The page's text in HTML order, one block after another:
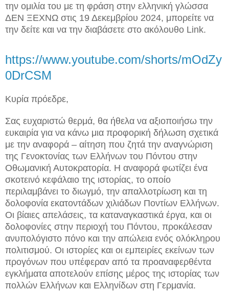
την ομιλία του με τη φράση στην ελληνική γλώσσα
ΔΕΝ ΞΕΧΝΩ στις 19 Δεκεμβρίου 2024, μπορείτε να
την δείτε και να την διαβάσετε στο ακόλουθο Link.
https://www.youtube.com/shorts/mOdZy
0DrCSM
Κυρία πρόεδρε,
Σας ευχαριστώ θερμά, θα ήθελα να αξιοποιήσω την
ευκαιρία για να κάνω μια προφορική δήλωση σχετικά
με την αναφορά – αίτηση που ζητά την αναγνώριση
της Γενοκτονίας των Ελλήνων του Πόντου στην
Οθωμανική Αυτοκρατορία. Η αναφορά φωτίζει ένα
σκοτεινό κεφάλαιο της ιστορίας, το οποίο
περιλαμβάνει το διωγμό, την απαλλοτρίωση και τη
δολοφονία εκατοντάδων χιλιάδων Ποντίων Ελλήνων.
Οι βίαιες απελάσεις, τα καταναγκαστικά έργα, και οι
δολοφονίες στην περιοχή του Πόντου, προκάλεσαν
ανυπολόγιστο πόνο και την απώλεια ενός ολόκληρου
πολιτισμού. Οι ιστορίες και οι εμπειρίες εκείνων των
προγόνων που υπέφεραν από τα προαναφερθέντα
εγκλήματα αποτελούν επίσης μέρος της ιστορίας των
πολλών Ελλήνων και Ελληνίδων στη Γερμανία.